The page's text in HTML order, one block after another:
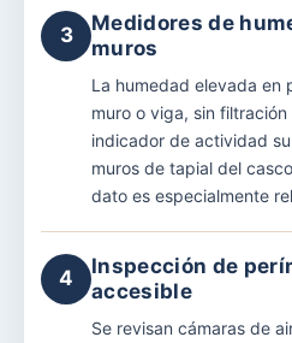
3
Medidores de
muros
La humedad elevada en
muro o viga, sin
indicador de actividad
muros de tapial del
dato es especialmente
4
Inspección de
accesible
Se revisan cámaras de